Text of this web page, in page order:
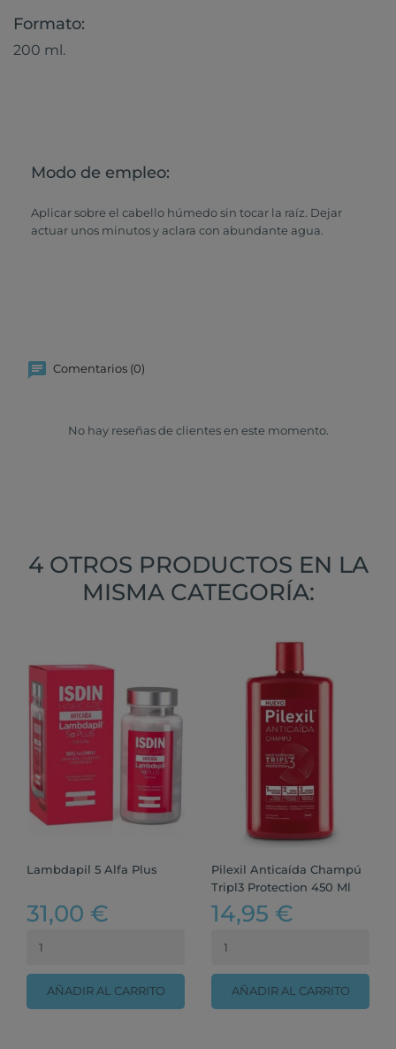
Formato:
200 ml.
Modo de empleo:
Aplicar sobre el cabello húmedo sin tocar la raíz. Dejar
actuar unos minutos y aclara con abundante agua.
Comentarios (0)
No hay reseñas de clientes en este momento.
4 OTROS PRODUCTOS EN LA
MISMA CATEGORÍA:
Lambdapil 5 Alfa Plus
31,00 €
AÑADIR AL CARRITO
Pilexil Anticaída Champú
Tripl3 Protection 450 Ml
14,95 €
AÑADIR AL CARRITO